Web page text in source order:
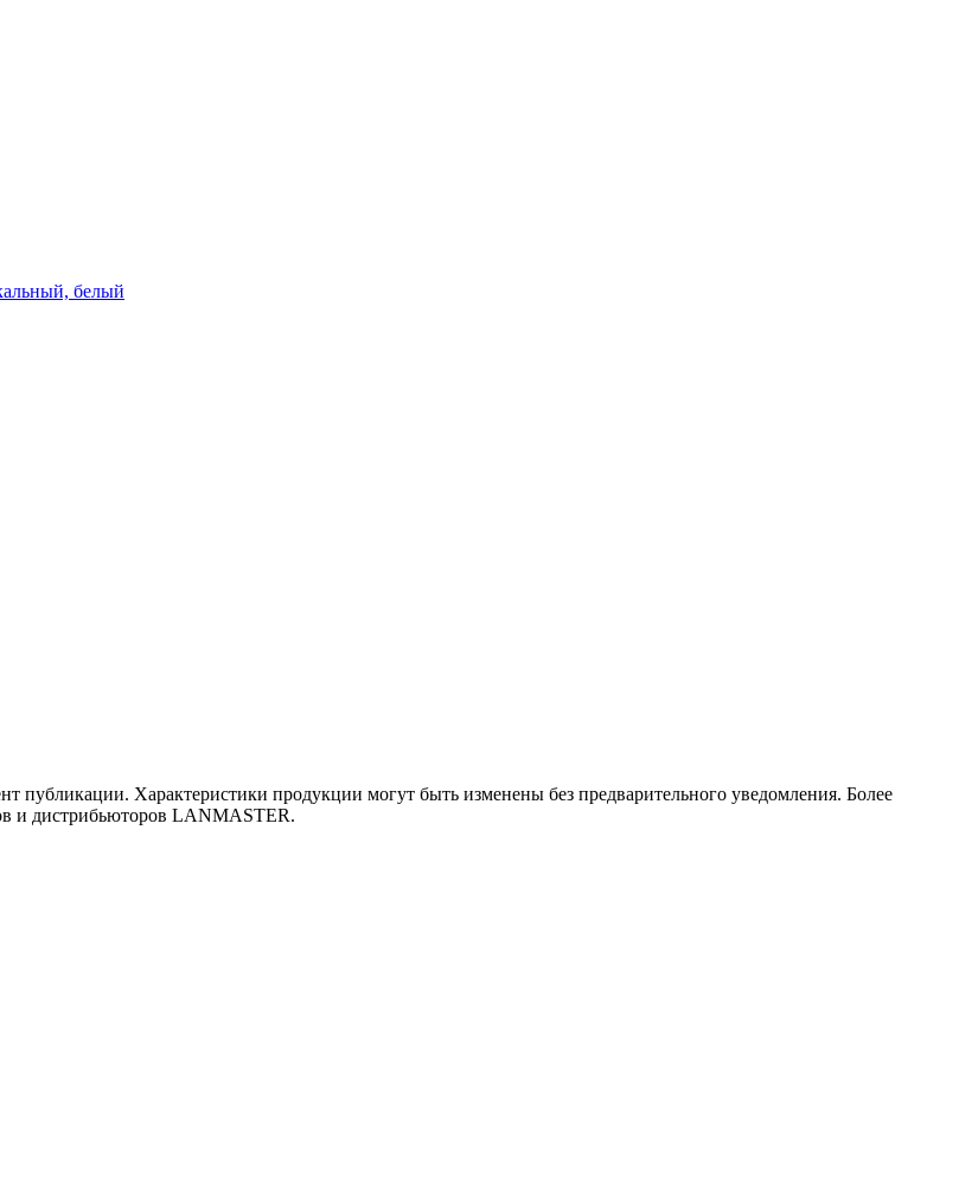
белый
Характеристики продукции могут быть изменены без предварительного уведомления. Более
и дистрибьюторов LANMASTER.